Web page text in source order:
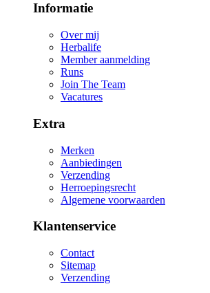
Informatie
Over mij
Herbalife
Member aanmelding
Runs
Join The Team
Vacatures
Extra
Merken
Aanbiedingen
Verzending
Herroepingsrecht
Algemene voorwaarden
Klantenservice
Contact
Sitemap
Verzending